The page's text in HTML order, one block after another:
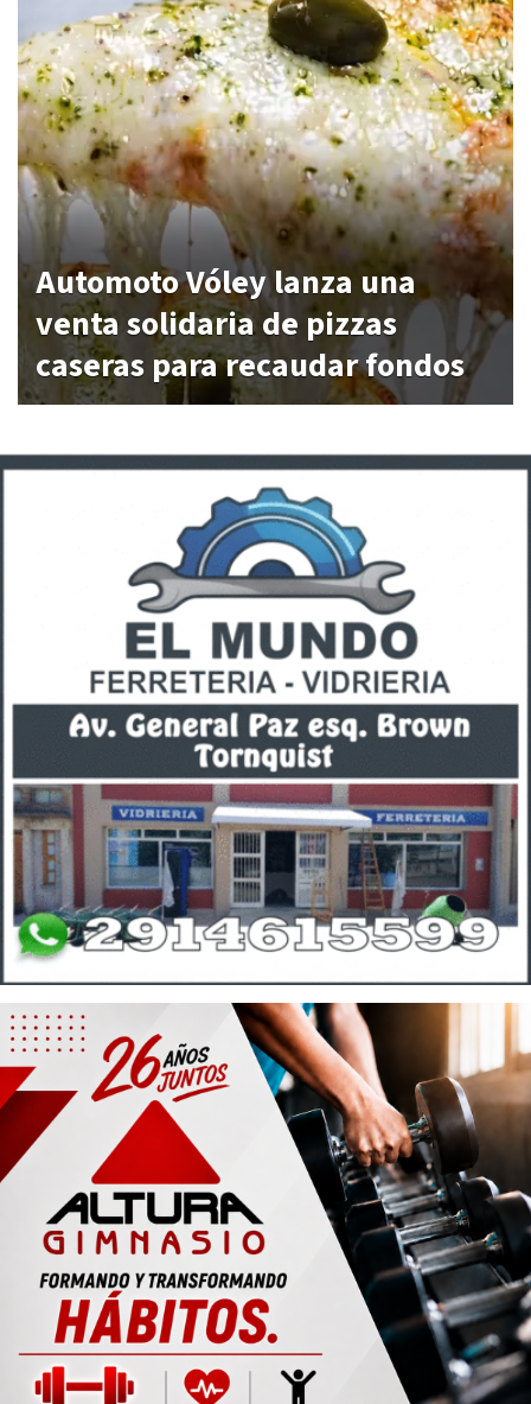
Automoto Vóley lanza una
venta solidaria de pizzas
caseras para recaudar fondos